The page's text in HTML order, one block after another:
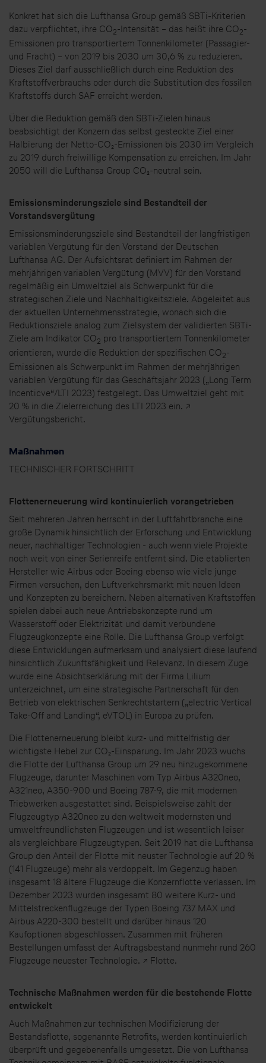
Konkret hat sich die Lufthansa Group gemäß SBTi-Kriterien
dazu verpflichtet, ihre CO2-Intensität – das heißt ihre CO2-
Emissionen pro transportiertem Tonnenkilometer (Passagier-
und Fracht) – von 2019 bis 2030 um 30,6 % zu reduzieren.
Dieses Ziel darf ausschließlich durch eine Reduktion des
Kraftstoffverbrauchs oder durch die Substitution des fossilen
Kraftstoffs durch SAF erreicht werden.
Über die Reduktion gemäß den SBTi-Zielen hinaus
beabsichtigt der Konzern das selbst gesteckte Ziel einer
Halbierung der Netto-CO₂-Emissionen bis 2030 im Vergleich
zu 2019 durch freiwillige Kompensation zu erreichen. Im Jahr
2050 will die Lufthansa Group CO₂-neutral sein.
Emissionsminderungsziele sind Bestandteil der
Vorstandsvergütung
Emissionsminderungsziele sind Bestandteil der langfristigen
variablen Vergütung für den Vorstand der Deutschen
Lufthansa AG. Der Aufsichtsrat definiert im Rahmen der
mehrjährigen variablen Vergütung (MVV) für den Vorstand
regelmäßig ein Umweltziel als Schwerpunkt für die
strategischen Ziele und Nachhaltigkeitsziele. Abgeleitet aus
der aktuellen Unternehmensstrategie, wonach sich die
Reduktionsziele analog zum Zielsystem der validierten SBTi-
Ziele am Indikator CO2 pro transportiertem Tonnenkilometer
orientieren, wurde die Reduktion der spezifischen CO2-
Emissionen als Schwerpunkt im Rahmen der mehrjährigen
variablen Vergütung für das Geschäftsjahr 2023 („Long Term
Incenticve“/LTI 2023) festgelegt. Das Umweltziel geht mit
20 % in die Zielerreichung des LTI 2023 ein. ↗
Vergütungsbericht.
Maßnahmen
TECHNISCHER FORTSCHRITT
Flottenerneuerung wird kontinuierlich vorangetrieben
Seit mehreren Jahren herrscht in der Luftfahrtbranche eine
große Dynamik hinsichtlich der Erforschung und Entwicklung
neuer, nachhaltiger Technologien - auch wenn viele Projekte
noch weit von einer Serienreife entfernt sind. Die etablierten
Hersteller wie Airbus oder Boeing ebenso wie viele junge
Firmen versuchen, den Luftverkehrsmarkt mit neuen Ideen
und Konzepten zu bereichern. Neben alternativen Kraftstoffen
spielen dabei auch neue Antriebskonzepte rund um
Wasserstoff oder Elektrizität und damit verbundene
Flugzeugkonzepte eine Rolle. Die Lufthansa Group verfolgt
diese Entwicklungen aufmerksam und analysiert diese laufend
hinsichtlich Zukunftsfähigkeit und Relevanz. In diesem Zuge
wurde eine Absichtserklärung mit der Firma Lilium
unterzeichnet, um eine strategische Partnerschaft für den
Betrieb von elektrischen Senkrechtstartern („electric Vertical
Take-Off and Landing“, eVTOL) in Europa zu prüfen.
Die Flottenerneuerung bleibt kurz- und mittelfristig der
wichtigste Hebel zur CO₂-Einsparung. Im Jahr 2023 wuchs
die Flotte der Lufthansa Group um 29 neu hinzugekommene
Flugzeuge, darunter Maschinen vom Typ Airbus A320neo,
A321neo, A350-900 und Boeing 787-9, die mit modernen
Triebwerken ausgestattet sind. Beispielsweise zählt der
Flugzeugtyp A320neo zu den weltweit modernsten und
umweltfreundlichsten Flugzeugen und ist wesentlich leiser
als vergleichbare Flugzeugtypen. Seit 2019 hat die Lufthansa
Group den Anteil der Flotte mit neuster Technologie auf 20 %
(141 Flugzeuge) mehr als verdoppelt. Im Gegenzug haben
insgesamt 18 ältere Flugzeuge die Konzernflotte verlassen. Im
Dezember 2023 wurden insgesamt 80 weitere Kurz- und
Mittelstreckenflugzeuge der Typen Boeing 737 MAX und
Airbus A220-300 bestellt und darüber hinaus 120
Kaufoptionen abgeschlossen. Zusammen mit früheren
Bestellungen umfasst der Auftragsbestand nunmehr rund 260
Flugzeuge neuester Technologie. ↗ Flotte.
Technische Maßnahmen werden für die bestehende Flotte
entwickelt
Auch Maßnahmen zur technischen Modifizierung der
Bestandsflotte, sogenannte Retrofits, werden kontinuierlich
überprüft und gegebenenfalls umgesetzt. Die von Lufthansa